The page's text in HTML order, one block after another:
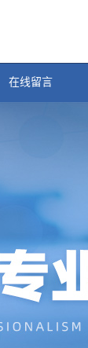
在线留言